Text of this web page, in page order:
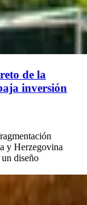
de la
inversión
y Herzegovina
diseño